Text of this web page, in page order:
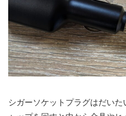
シガーソケットプラグはだい